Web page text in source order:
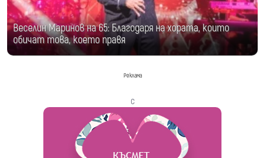
Веселин Маринов на 65: Благодаря на хората, които
обичат това, което правя
Реклама
с